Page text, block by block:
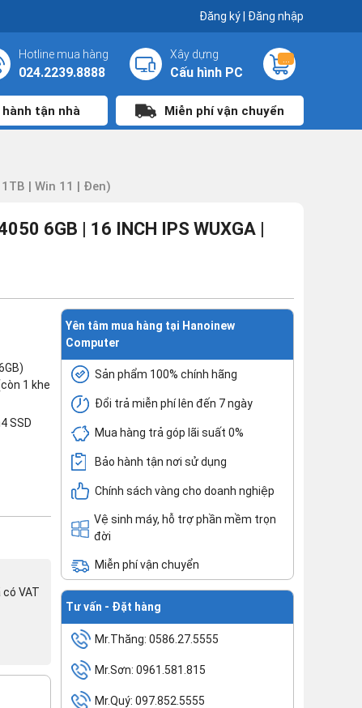
Đăng ký| Đăng nhập
Hotline mua hàng
024.2239.8888
Xây dựng
Cấu hình PC
hành tận nhà Miễn phí vận chuyển
| Win 11 | Đen)
6GB | 16 INCH IPS WUXGA |
1 khe
SSD
có VAT
Yên tâm mua hàng tại Hanoinew
Computer
Sản phẩm 100% chính hãng
Đổi trả miễn phí lên đến 7 ngày
Mua hàng trả góp lãi suất 0%
Bảo hành tận nơi sử dụng
Chính sách vàng cho doanh nghiệp
Vệ sinh máy, hỗ trợ phần mềm trọn
đời
Miễn phí vận chuyển
Tư vấn - Đặt hàng
Mr.Thăng: 0586.27.5555
Mr.Sơn: 0961.581.815
Mr.Quý: 097.852.5555